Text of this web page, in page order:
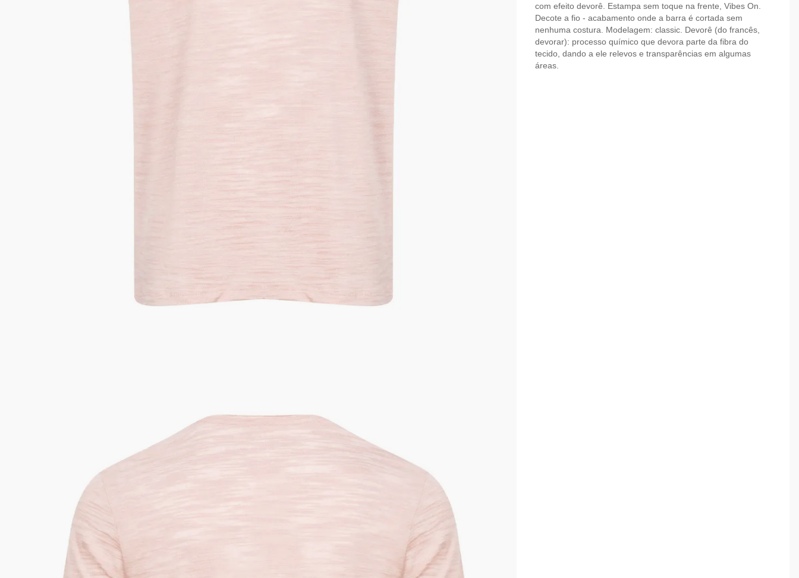
com efeito devorê. Estampa sem toque na frente, Vibes On.
Decote a fio - acabamento onde a barra é cortada sem
nenhuma costura. Modelagem: classic. Devorê (do francês,
devorar): processo químico que devora parte da fibra do
tecido, dando a ele relevos e transparências em algumas
áreas.